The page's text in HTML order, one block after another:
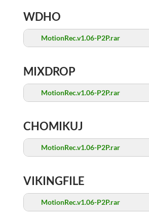
WDHO
MotionRec.v1.06-P2P.rar
MIXDROP
MotionRec.v1.06-P2P.rar
CHOMIKUJ
MotionRec.v1.06-P2P.rar
VIKINGFILE
MotionRec.v1.06-P2P.rar